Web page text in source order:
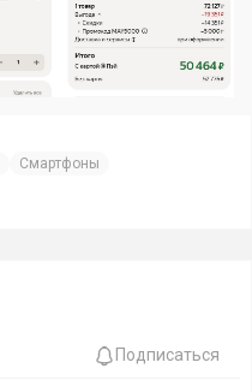
Смартфоны
Подписаться